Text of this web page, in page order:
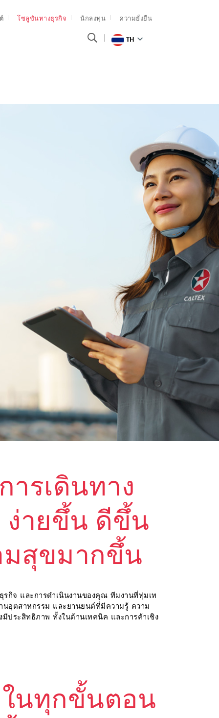
โซลูชันทางธุรกิจ นักลงทุน ความยั่งยืน
TH
ารเดินทาง
ง่ายขึ้น ดีขึ้น
มสุขมากขึ้น
รกิจ และการดำเนินงานของคุณ ทีมงานที่ทุ่มเท
นอุตสาหกรรม และยานยนต์ที่มีความรู้ ความ
ประสิทธิภาพ ทั้งในด้านเทคนิค และการค้าเชิง
ในทุกขั้นตอน